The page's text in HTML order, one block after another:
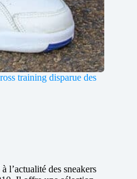
training disparue des
l’actualité des sneakers